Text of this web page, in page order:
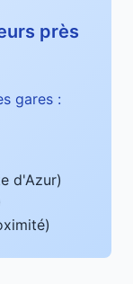
près
gares :
d'Azur)